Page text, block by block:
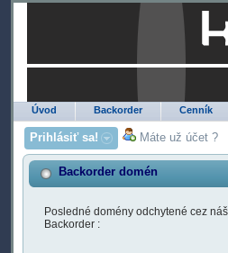
Úvod Backorder Cenník
Prihlásiť sa! Máte už účet ?
Backorder domén
Posledné domény odchytené cez náš
Backorder :